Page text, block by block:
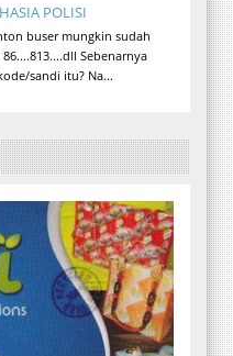
POLISI
buser mungkin sudah
Sebenarnya
sandi itu? Na...